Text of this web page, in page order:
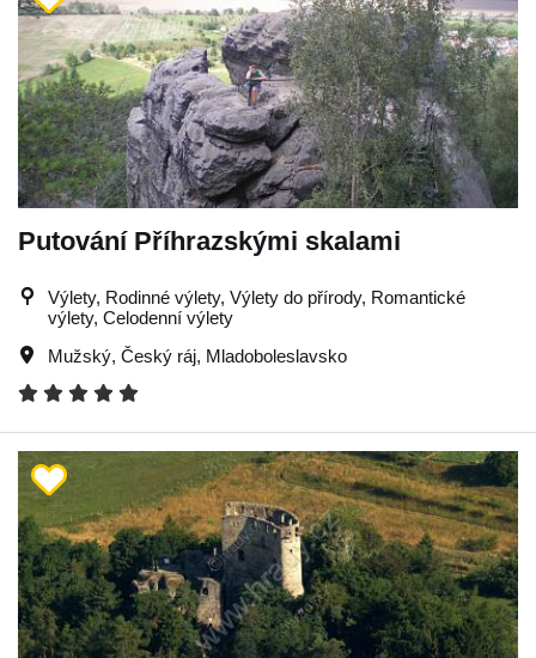
Putování Příhrazskými skalami
Výlety, Rodinné výlety, Výlety do přírody, Romantické
výlety, Celodenní výlety
Mužský, Český ráj, Mladoboleslavsko